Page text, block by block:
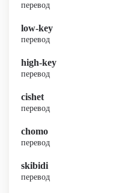
перевод
low-key
перевод
high-key
перевод
cishet
перевод
chomo
перевод
skibidi
перевод